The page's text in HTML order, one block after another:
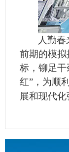
人勤
前期的模
标，铆足
红”，为顺
展和现代化